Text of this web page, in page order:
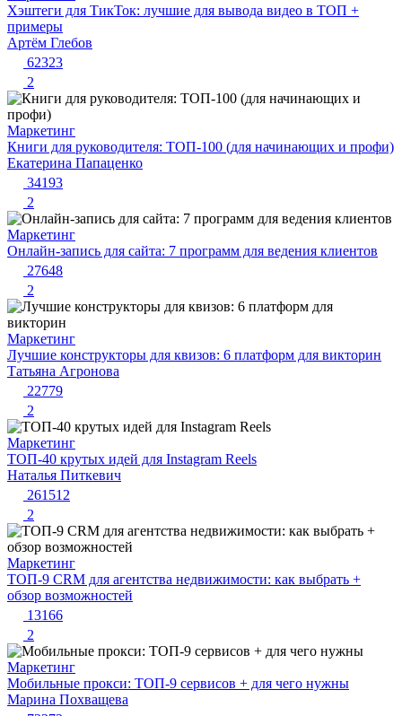
Хэштеги для ТикТок: лучшие для вывода видео в ТОП +
примеры
Артём Глебов
62323
2
Маркетинг
Книги для руководителя: ТОП-100 (для начинающих и профи)
Екатерина Папаценко
34193
2
Маркетинг
Онлайн-запись для сайта: 7 программ для ведения клиентов
27648
2
Маркетинг
Лучшие конструкторы для квизов: 6 платформ для викторин
Татьяна Агронова
22779
2
Маркетинг
ТОП-40 крутых идей для Instagram Reels
Наталья Питкевич
261512
2
Маркетинг
ТОП-9 CRM для агентства недвижимости: как выбрать +
обзор возможностей
13166
2
Маркетинг
Мобильные прокси: ТОП-9 сервисов + для чего нужны
Марина Похващева